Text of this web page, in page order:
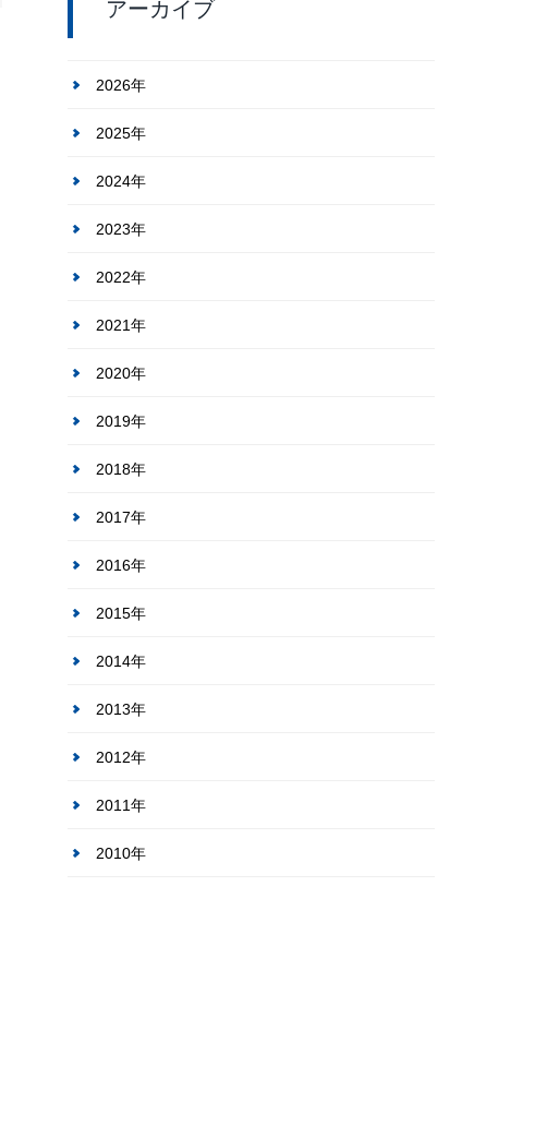
アーカイブ
2026年
2025年
2024年
2023年
2022年
2021年
2020年
2019年
2018年
2017年
2016年
2015年
2014年
2013年
2012年
2011年
2010年